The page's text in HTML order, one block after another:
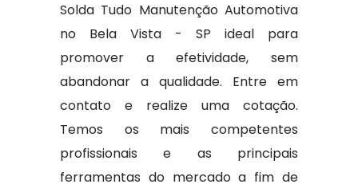
Solda Tudo Manutenção Automotiva
no Bela Vista - SP ideal para
promover a efetividade, sem
abandonar a qualidade. Entre em
contato e realize uma cotação.
Temos os mais competentes
profissionais e as principais
ferramentas do mercado a fim de